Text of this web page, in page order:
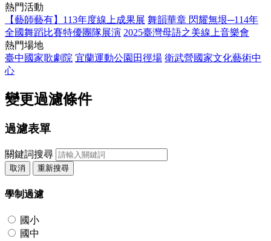
熱門活動
【藝師藝有】113年度線上成果展 舞韻華章 閃耀無垠─114年
全國舞蹈比賽特優團隊展演 2025臺灣母語之美線上音樂會
熱門場地
臺中國家歌劇院 宜蘭運動公園田徑場 衛武營國家文化藝術中
心
變更過濾條件
過濾表單
關鍵詞搜尋
取消 重新搜尋
學制過濾
國小
國中